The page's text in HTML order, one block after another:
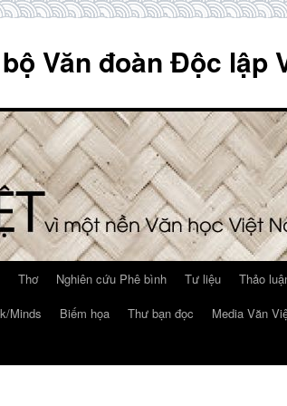
Văn đoàn Độc lập
Thơ Nghiên cứu Phê bình Tư liệu Thảo
Minds Biếm họa Thư bạn đọc Media Văn